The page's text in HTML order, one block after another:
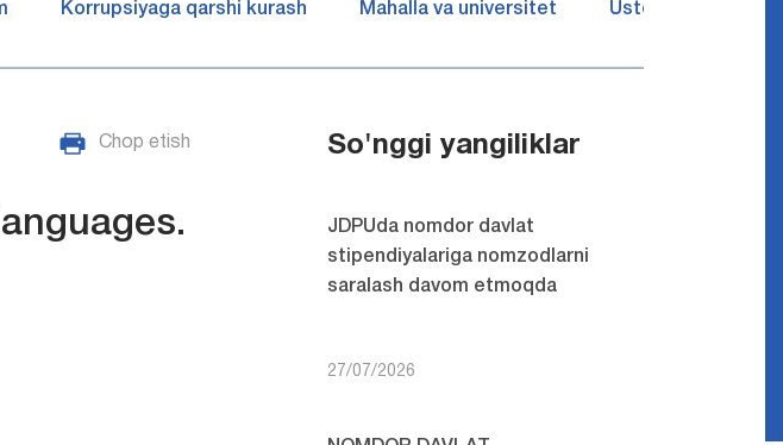
Korrupsiyaga qarshi kurash Mahalla va universitet Ustozlar suhbatin
Chop etish So'nggi yangiliklar
JDPUda nomdor davlat
stipendiyalariga nomzodlarni
saralash davom etmoqda
27/07/2026